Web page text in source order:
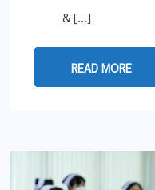
& […]
READ MORE